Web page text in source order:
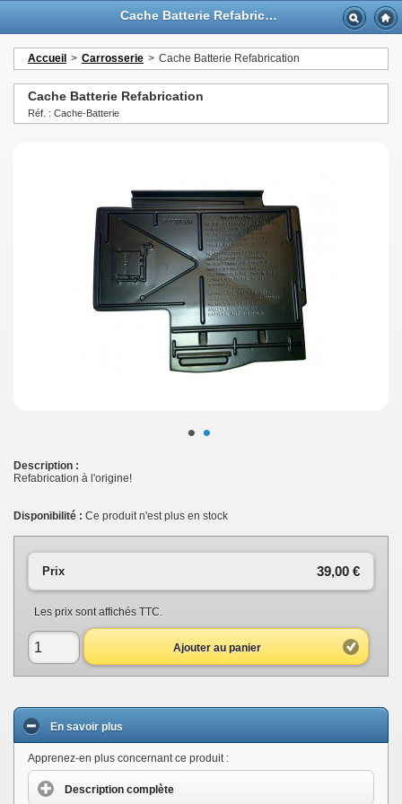
Cache Batterie Refabrication - GTTurbo-online
Accueil > Carrosserie > Cache Batterie Refabrication
Cache Batterie Refabrication
Réf. : Cache-Batterie
• •
Description :
Refabrication à l'origine!
Disponibilité : Ce produit n'est plus en stock
39,00 €
Prix
Les prix sont affichés TTC.
Ajouter au panier
En savoir plus
Apprenez-en plus concernant ce produit :
Description complète